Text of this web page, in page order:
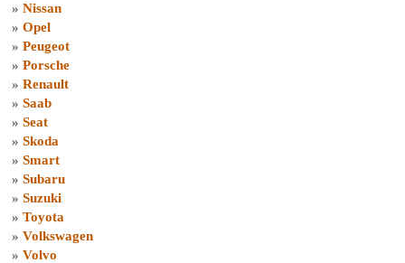
» Nissan
» Opel
» Peugeot
» Porsche
» Renault
» Saab
» Seat
» Skoda
» Smart
» Subaru
» Suzuki
» Toyota
» Volkswagen
» Volvo